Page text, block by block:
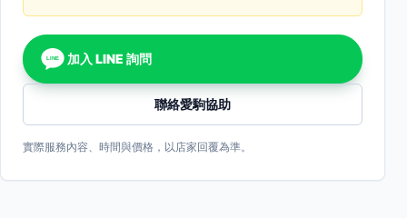
LINE 加入 LINE 詢問
聯絡愛駒協助
實際服務內容、時間與價格，以店家回覆為準。